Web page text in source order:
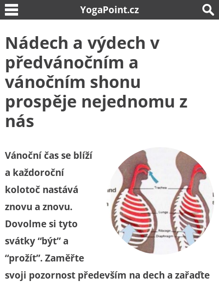
YogaPoint.cz
Nádech a výdech v
předvánočním a
vánočním shonu
prospěje nejednomu z
nás
Vánoční čas se blíží
a každoroční
kolotoč nastává
znovu a znovu.
Dovolme si tyto
svátky “být” a
“prožít”. Zaměřte
svoji pozornost především na dech a zařaďte